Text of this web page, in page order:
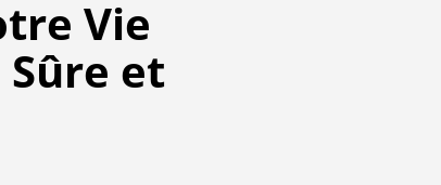
Vie
et